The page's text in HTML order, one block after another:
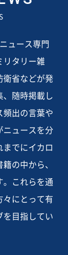
ュース専門
リタリー雑
省などが発
随時掲載し
頻出の言葉や
ュースを分
でにイカロ
の中から、
。これらを通
々にとって有
を目指してい